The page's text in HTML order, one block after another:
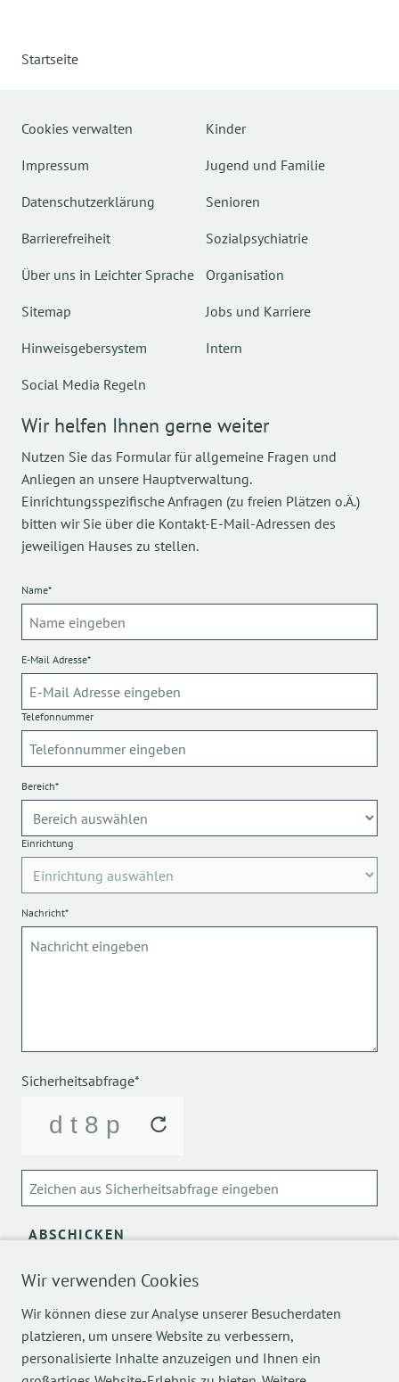
Wir verwenden Cookies
Wir können diese zur Analyse unserer Besucherdaten
platzieren, um unsere Website zu verbessern,
personalisierte Inhalte anzuzeigen und Ihnen ein
Startseite
Cookies verwalten
Impressum
Datenschutzerklärung
Barrierefreiheit
Über uns in Leichter Sprache
Sitemap
Hinweisgebersystem
Social Media Regeln
Kinder
Jugend und Familie
Senioren
Sozialpsychiatrie
Organisation
Jobs und Karriere
Intern
Wir helfen Ihnen gerne weiter
Nutzen Sie das Formular für allgemeine Fragen und
Anliegen an unsere Hauptverwaltung.
Einrichtungsspezifische Anfragen (zu freien Plätzen o.Ä.)
bitten wir Sie über die Kontakt-E-Mail-Adressen des
jeweiligen Hauses zu stellen.
Name*
E-Mail Adresse*
Telefonnummer
Bereich*
Einrichtung
Nachricht*
Sicherheitsabfrage*
ABSCHICKEN
Über die Verarbeitung meiner personenbezogenen Daten